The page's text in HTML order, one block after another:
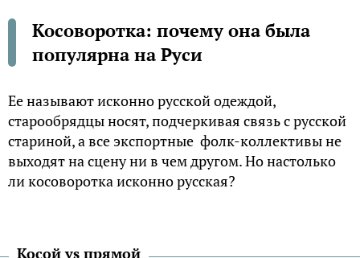
Косоворотка: почему она была
популярна на Руси
Ее называют исконно русской одеждой,
старообрядцы носят, подчеркивая связь с русской
стариной, а все экспортные фолк-коллективы не
выходят на сцену ни в чем другом. Но настолько
ли косоворотка исконно русская?
Косой vs прямой